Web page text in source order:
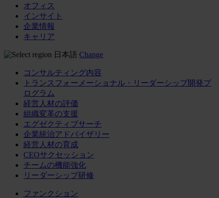
オフィス
インサイト
企業情報
キャリア
日本語 Change
コンサルティング内容
トランスフォーメーショナル・リーダーシップ開発プ
ログラム
経営人材の評価
組織変革の支援
エグゼクティブサーチ
企業統治アドバイザリー
経営人材の育成
CEOサクセッション
チームの機能強化
リーダーシップ研修
ファンクション